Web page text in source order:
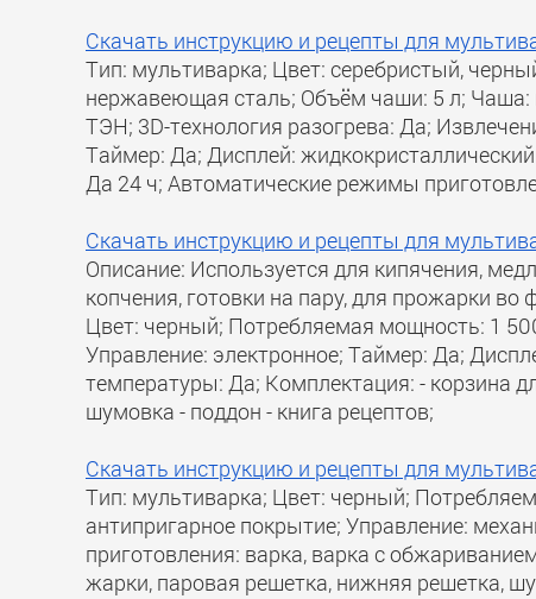
Скачать инструкцию и рецепты для
Тип: мультиварка; Цвет: серебристый,
нержавеющая сталь; Объём чаши: 5 л; Чаша:
ТЭН; 3D-технология разогрева: Да;
Таймер: Да; Дисплей:
Да 24 ч; Автоматические режимы
Скачать инструкцию и рецепты для
Описание: Используется для кипячения,
копчения, готовки на пару, для прожарки
Цвет: черный; Потребляемая мощность: 1
Управление: электронное; Таймер: Да;
температуры: Да; Комплектация: - корзина
шумовка - поддон - книга рецептов;
Скачать инструкцию и рецепты для
Тип: мультиварка; Цвет: черный;
антипригарное покрытие; Управление:
приготовления: варка, варка с
жарки, паровая решетка, нижняя решетка,